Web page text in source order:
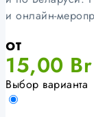
и онлайн-
от
15,00 Br
Выбор варианта